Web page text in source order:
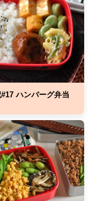
ハンバーグ弁当